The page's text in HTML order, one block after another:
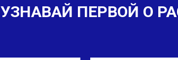
УЗНАВАЙ ПЕРВОЙ О